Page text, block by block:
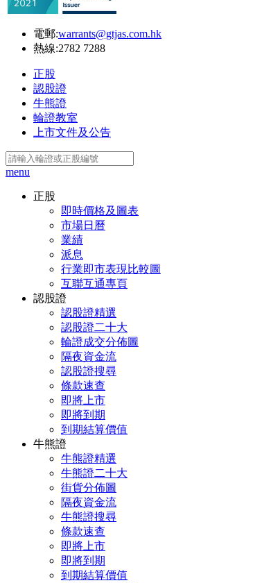
電郵:warrants@gtjas.com.hk
熱線:2782 7288
正股
認股證
牛熊證
輪證教室
上市文件及公告
menu
正股
即時價格及圖表
市場日曆
業績
派息
行業即市表現比較圖
互聯互通專頁
認股證
認股證精選
認股證二十大
輪證成交分佈圖
隔夜資金流
認股證搜尋
條款速查
即將上市
即將到期
到期結算價值
牛熊證
牛熊證精選
牛熊證二十大
街貨分佈圖
隔夜資金流
牛熊證搜尋
條款速查
即將上市
即將到期
到期結算價值